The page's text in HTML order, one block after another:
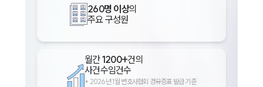
260명 이상의
주요 구성원
월간1200+건의
사건수임건수
* 2026년 1월 변호사협회 경유증표 발급 기준